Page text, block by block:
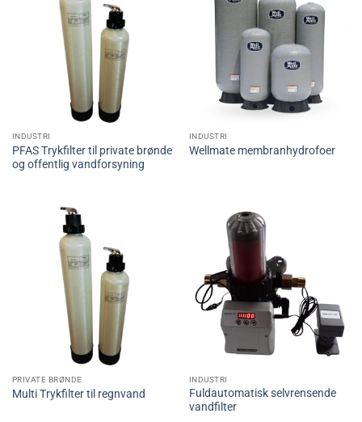
INDUSTRI
PFAS Trykfilter til private brønde
og offentlig vandforsyning
INDUSTRI
Wellmate membranhydrofoer
PRIVATE BRØNDE
Multi Trykfilter til regnvand
INDUSTRI
Fuldautomatisk selvrensende
vandfilter